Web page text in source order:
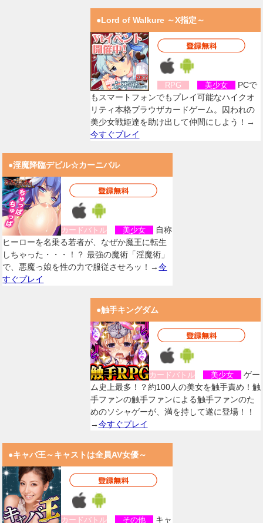
●Lord of Walkure ～X指定～
RPG 美少女
PCで
もスマートフォンでもプレイ可能なハイクオ
リティ本格ブラウザカードゲーム。囚われの
美少女戦姫達を助け出して仲間にしよう！→
今すぐプレイ
●淫魔降臨デビル☆カーニバル
カードバトル 美少女
自称
ヒーローを名乗る若者が、なぜか魔王に転生
しちゃった・・・！？ 最強の魔術「淫魔術」
で、悪魔っ娘を性の力で服従させろッ！→今
すぐプレイ
●触手キングダム
カードバトル 美少女
ゲー
ム史上最多！？約100人の美女を触手責め！触
手ファンの触手ファンによる触手ファンのた
めのソシャゲーが、満を持して遂に登場！！
→今すぐプレイ
●キャバ王～キャストは全員AV女優～
カードバトル その他 キャ